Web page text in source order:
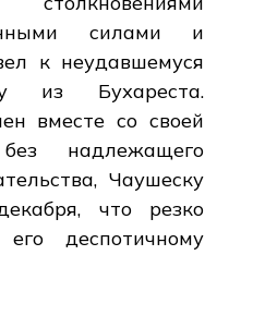
силами и
к неудавшемуся
из Бухареста.
вместе со своей
надлежащего
Чаушеску
что резко
деспотичному